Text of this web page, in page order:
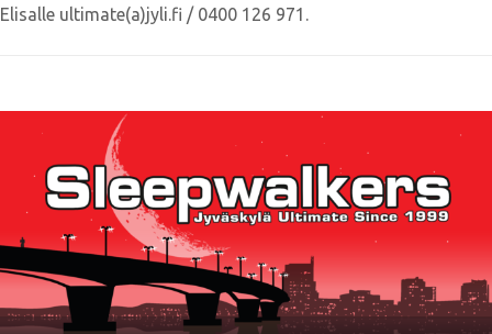
Elisalle ultimate(a)jyli.fi / 0400 126 971.